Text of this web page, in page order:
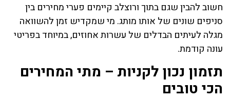
חשוב להבין שגם בתוך ורוצלב קיימים פערי מחירים בין
סניפים שונים של אותו מותג. מי שמקדיש זמן להשוואה
מגלה לעיתים הבדלים של עשרות אחוזים, במיוחד בפריטי
עונה קודמת.
תזמון נכון לקניות – מתי המחירים
הכי טובים